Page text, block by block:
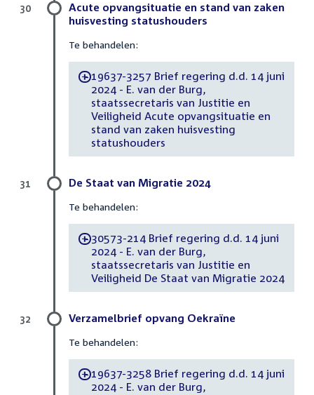
Acute opvangsituatie en stand van zaken
huisvesting statushouders
Te behandelen:
-19637-3257 Brief regering d.d. 14 juni
2024 - E. van der Burg,
staatssecretaris van Justitie en
Veiligheid Acute opvangsituatie en
stand van zaken huisvesting
statushouders
30
De Staat van Migratie 2024
Te behandelen:
-30573-214 Brief regering d.d. 14 juni
2024 - E. van der Burg,
staatssecretaris van Justitie en
Veiligheid De Staat van Migratie 2024
31
Verzamelbrief opvang Oekraïne
Te behandelen:
-19637-3258 Brief regering d.d. 14 juni
2024 - E. van der Burg,
32